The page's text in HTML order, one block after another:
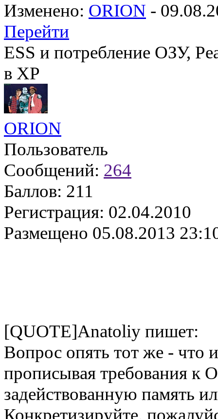
Изменено: ORION -
Перейти
ESS и потребление ОЗУ,
в XP
ORION
Пользователь
Сообщений: 264
Баллов: 211
Регистрация: 02.04.2010
Размещено 05.08.2013
[QUOTE]Anatoliy пишет:
Вопрос опять тот же - что
прописывая требования к
задействованную память
Конкретизируйте,